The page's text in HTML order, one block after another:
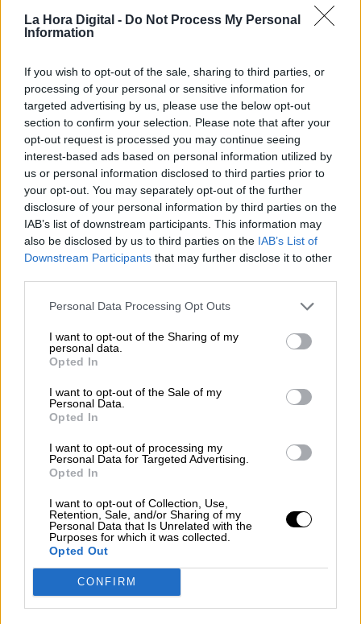
La Hora Digital - Do Not Process My Personal
Information
If you wish to opt-out of the sale, sharing to third parties, or
processing of your personal or sensitive information for
targeted advertising by us, please use the below opt-out
section to confirm your selection. Please note that after your
opt-out request is processed you may continue seeing
interest-based ads based on personal information utilized by
us or personal information disclosed to third parties prior to
your opt-out. You may separately opt-out of the further
disclosure of your personal information by third parties on the
IAB’s list of downstream participants. This information may
also be disclosed by us to third parties on the IAB’s List of
Downstream Participants that may further disclose it to other
Personal Data Processing Opt Outs
I want to opt-out of the Sharing of my
personal data.
Opted In
I want to opt-out of the Sale of my
Personal Data.
Opted In
I want to opt-out of processing my
Personal Data for Targeted Advertising.
Opted In
I want to opt-out of Collection, Use,
Retention, Sale, and/or Sharing of my
Personal Data that Is Unrelated with the
Purposes for which it was collected.
Opted Out
CONFIRM
Esperamos que Pedro Sánchez
recupere el sentido de sus palabras
Echa a andar la legislatura
OPINIONES DIVERSAS
¿La ciudadanía de Occidente
una tercera guerra mundial?
Por Álvaro Frutos Rosado y Gabinete
Geopolítica de Crisis
Suelta y confía